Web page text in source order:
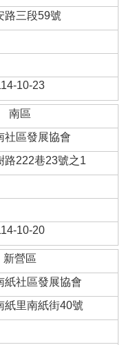
路三段59號
10-23
南區
社區發展協會
路222巷23號之1
10-20
新營區
紙社區發展協會
紙里南紙街40號